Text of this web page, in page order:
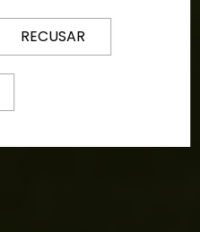
RECUSAR